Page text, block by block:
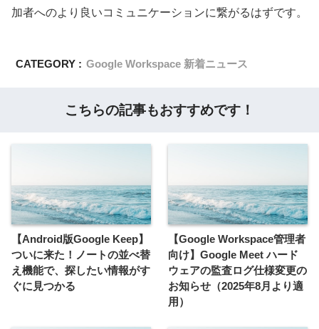
加者へのより良いコミュニケーションに繋がるはずです。
CATEGORY : Google Workspace 新着ニュース
こちらの記事もおすすめです！
【Android版Google Keep】
ついに来た！ノートの並べ替
え機能で、探したい情報がす
ぐに見つかる
【Google Workspace管理者
向け】Google Meet ハード
ウェアの監査ログ仕様変更の
お知らせ（2025年8月より適
用）